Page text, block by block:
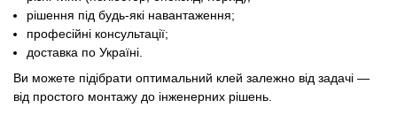
рішення під будь-які навантаження;
професійні консультації;
доставка по Україні.
Ви можете підібрати оптимальний клей залежно від задачі —
від простого монтажу до інженерних рішень.